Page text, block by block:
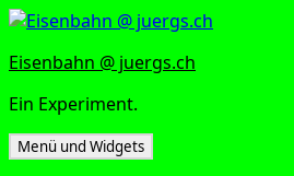
Zum
springen
Eisenbahn @ juergs.ch
Ein Experiment.
Menü und Widgets